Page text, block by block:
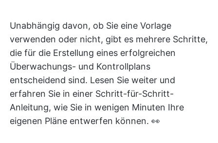
Unabhängig davon, ob Sie eine Vorlage
verwenden oder nicht, gibt es mehrere Schritte,
die für die Erstellung eines erfolgreichen
Überwachungs- und Kontrollplans
entscheidend sind. Lesen Sie weiter und
erfahren Sie in einer Schritt-für-Schritt-
Anleitung, wie Sie in wenigen Minuten Ihre
eigenen Pläne entwerfen können. 👀